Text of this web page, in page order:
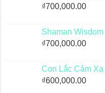
₫700,000.00
Shaman
₫700,000.00
Con Lắc Cảm
₫600,000.00